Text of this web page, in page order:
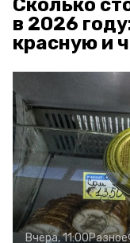
Сколько
в 2026
красную и
Вчера, 11:00Разное